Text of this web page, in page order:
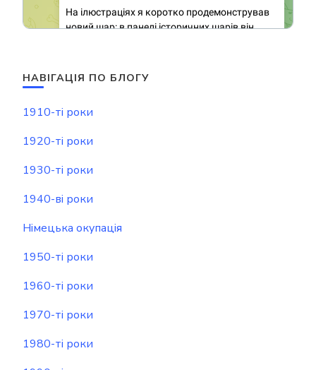
НАВІГАЦІЯ ПО БЛОГУ
1910-ті роки
1920-ті роки
1930-ті роки
1940-ві роки
Німецька окупація
1950-ті роки
1960-ті роки
1970-ті роки
1980-ті роки